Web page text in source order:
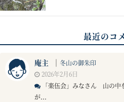
最近のコ
庵主 ｜ 冬山の御朱印
2026年2月6日
「楽伍会」みなさん 山の中
が...